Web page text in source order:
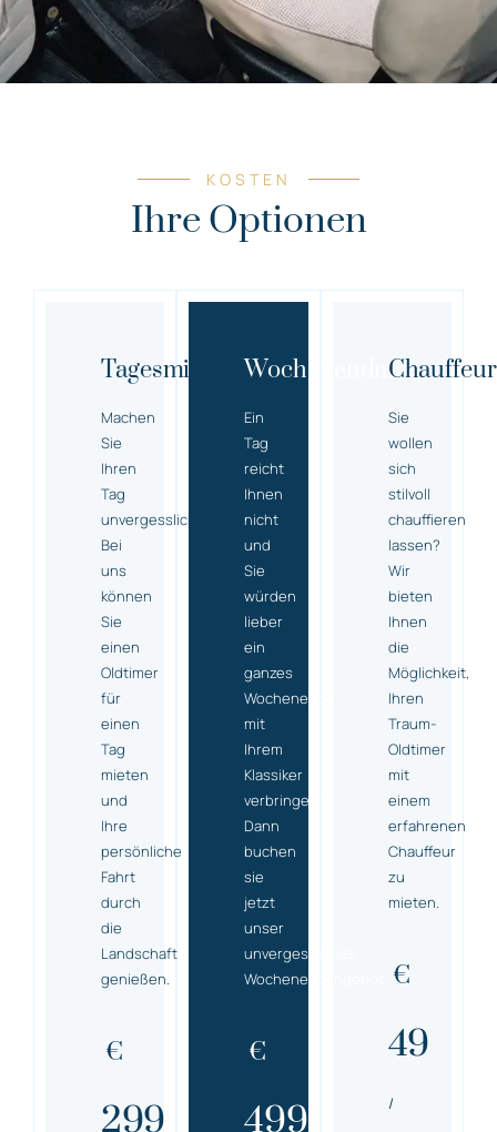
KOSTEN
Ihre Optionen
Tagesmiete
Machen
Sie
Ihren
Tag
unvergesslich!
Bei
uns
können
Sie
einen
Oldtimer
für
einen
Tag
mieten
und
Ihre
persönliche
Fahrt
durch
die
Landschaft
genießen.
€
299
Wochenendmiete
Ein
Tag
reicht
Ihnen
nicht
und
Sie
würden
lieber
ein
ganzes
Wochenende
mit
Ihrem
Klassiker
verbringen?
Dann
buchen
sie
jetzt
unser
unvergessliches
Wochenendangebot.
€
499
Sie
wollen
sich
stilvoll
chauffieren
lassen?
Wir
bieten
Ihnen
die
Möglichkeit,
Ihren
Traum-
Oldtimer
mit
einem
erfahrenen
Chauffeur
zu
mieten.
€
49
/